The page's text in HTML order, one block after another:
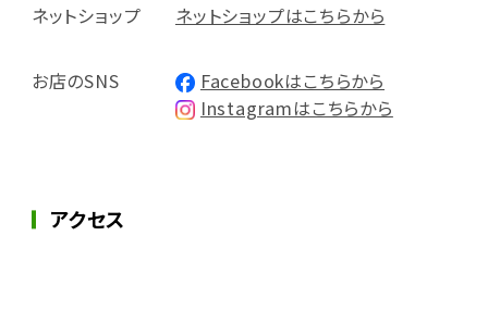
ネットショップ ネットショップはこちらから
お店のSNS
Facebookはこちらから
Instagramはこちらから
アクセス